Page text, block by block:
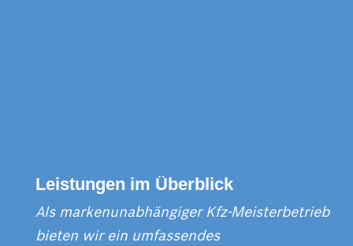
Leistungen im Überblick
Als markenunabhängiger Kfz-Meisterbetrieb
bieten wir ein umfassendes